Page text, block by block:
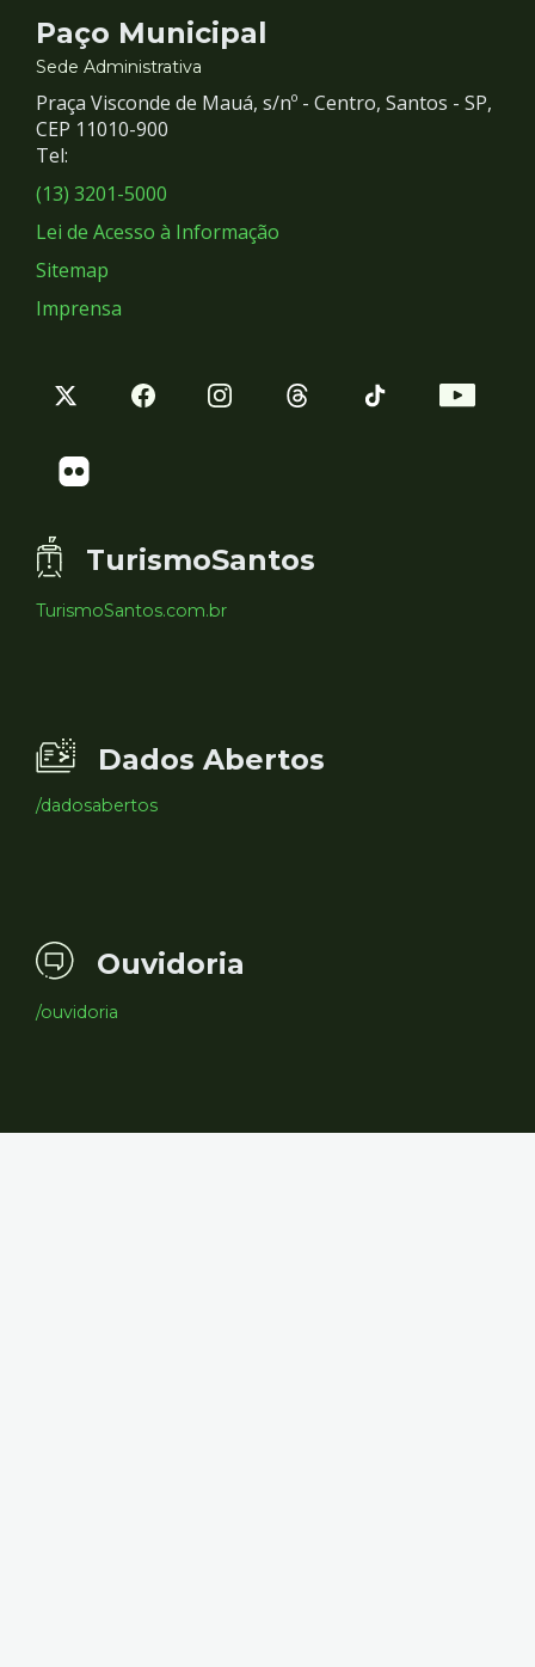
Contato
e
Redes
Sociais
Paço Municipal
Sede Administrativa
Praça Visconde de Mauá, s/nº - Centro, Santos - SP,
CEP 11010-900
Tel:
(13) 3201-5000
Lei de Acesso à Informação
Sitemap
Imprensa
TurismoSantos
TurismoSantos.com.br
Dados Abertos
/dadosabertos
Ouvidoria
/ouvidoria